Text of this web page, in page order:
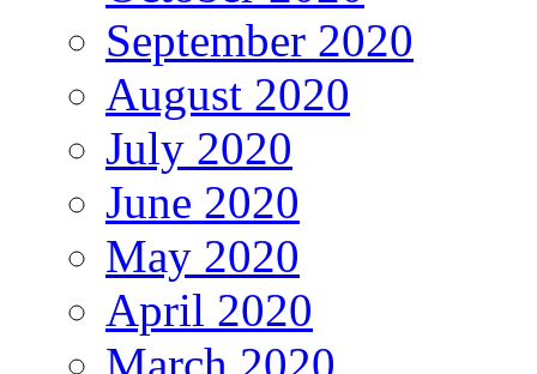
September 2020
August 2020
July 2020
June 2020
May 2020
April 2020